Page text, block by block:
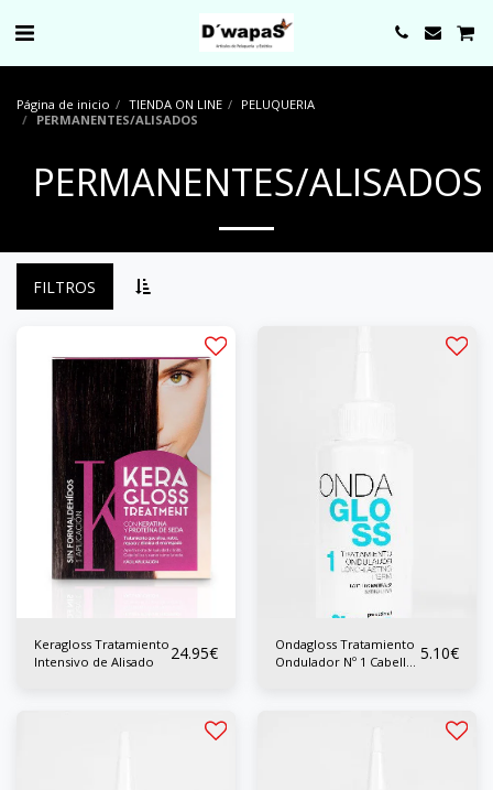
Página de inicio TIENDA ON LINE
PELUQUERIA
PERMANENTES/ALISADOS
PERMANENTES/ALISADOS
FILTROS
Keragloss Tratamiento
Intensivo de Alisado
24.95€
Ondagloss Tratamiento
Ondulador Nº 1 Cabellos 5.10€